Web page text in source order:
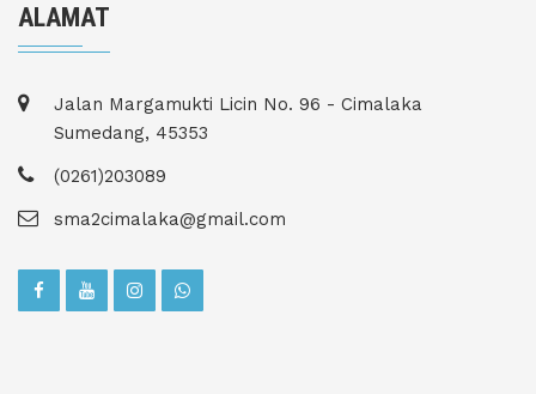
ALAMAT
Jalan Margamukti Licin No. 96 - Cimalaka
Sumedang, 45353
(0261)203089
sma2cimalaka@gmail.com